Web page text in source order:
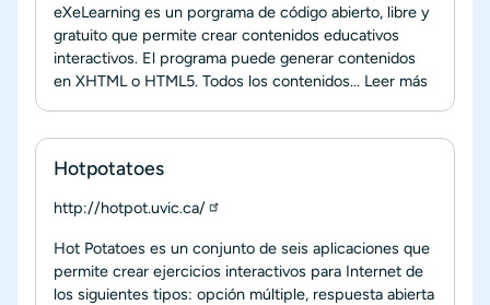
eXeLearning es un porgrama de código abierto, libre y
gratuito que permite crear contenidos educativos
interactivos. El programa puede generar contenidos
en XHTML o HTML5. Todos los contenidos... Leer más
Hotpotatoes
http://hotpot.uvic.ca/
Hot Potatoes es un conjunto de seis aplicaciones que
permite crear ejercicios interactivos para Internet de
los siguientes tipos: opción múltiple, respuesta abierta